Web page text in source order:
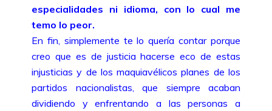
especialidades ni idioma, con lo cual me
temo lo peor.
En fin, simplemente te lo quería contar porque
creo que es de justicia hacerse eco de estas
injusticias y de los maquiavélicos planes de los
partidos nacionalistas, que siempre acaban
dividiendo y enfrentando a las personas a